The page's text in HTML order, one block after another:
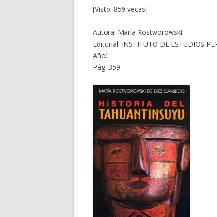
[Visto: 859 veces]
Autora: María Rostworowski
Editorial: INSTITUTO DE ESTUDIOS
Año:
Pág. 359